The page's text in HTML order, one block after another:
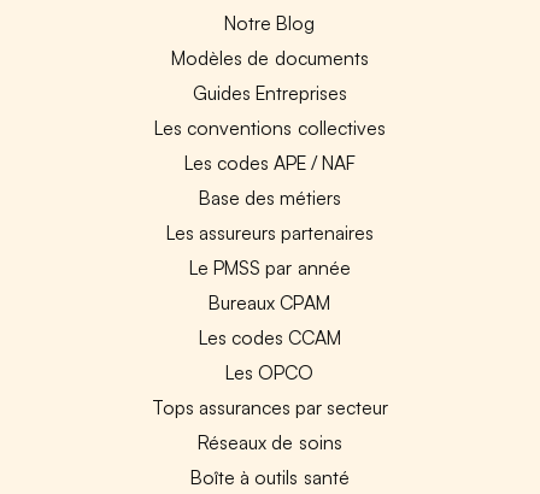
Notre Blog
Modèles de documents
Guides Entreprises
Les conventions collectives
Les codes APE / NAF
Base des métiers
Les assureurs partenaires
Le PMSS par année
Bureaux CPAM
Les codes CCAM
Les OPCO
Tops assurances par secteur
Réseaux de soins
Boîte à outils santé